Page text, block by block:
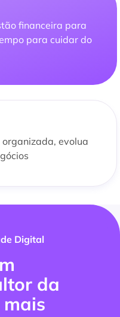
financeira para
para cuidar do
evolua
Digital
da